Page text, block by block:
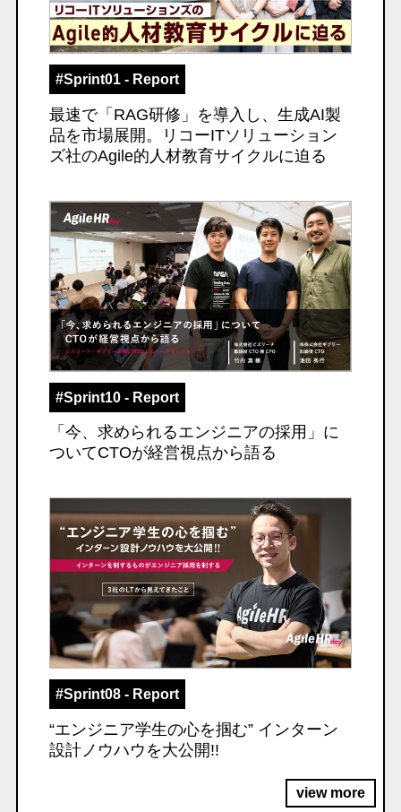
#Sprint01 - Report
最速で「RAG研修」を導入し、生成AI製
品を市場展開。リコーITソリューション
ズ社のAgile的人材教育サイクルに迫る
#Sprint10 - Report
「今、求められるエンジニアの採用」に
ついてCTOが経営視点から語る
#Sprint08 - Report
“エンジニア学生の心を掴む” インターン
設計ノウハウを大公開!!
view more